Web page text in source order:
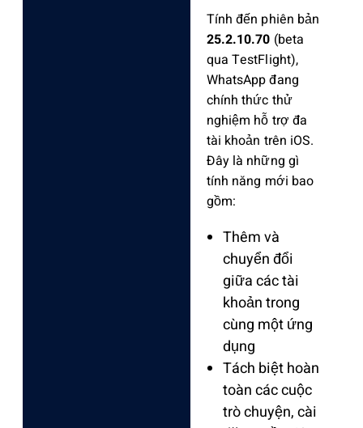
Tính đến phiên bản
25.2.10.70 (beta
qua TestFlight),
WhatsApp đang
chính thức thử
nghiệm hỗ trợ đa
tài khoản trên iOS.
Đây là những gì
tính năng mới bao
gồm:
Thêm và
chuyển đổi
giữa các tài
khoản trong
cùng một ứng
dụng
Tách biệt hoàn
toàn các cuộc
trò chuyện, cài